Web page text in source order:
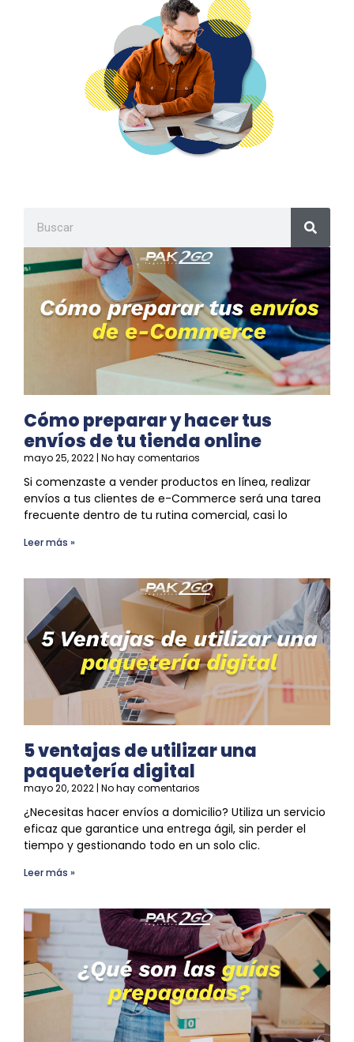
Cómo preparar y hacer tus
envíos de tu tienda online
mayo 25, 2022 No hay comentarios
Si comenzaste a vender productos en línea, realizar
envíos a tus clientes de e-Commerce será una tarea
frecuente dentro de tu rutina comercial, casi lo
Leer más »
5 ventajas de utilizar una
paquetería digital
mayo 20, 2022 No hay comentarios
¿Necesitas hacer envíos a domicilio? Utiliza un servicio
eficaz que garantice una entrega ágil, sin perder el
tiempo y gestionando todo en un solo clic.
Leer más »